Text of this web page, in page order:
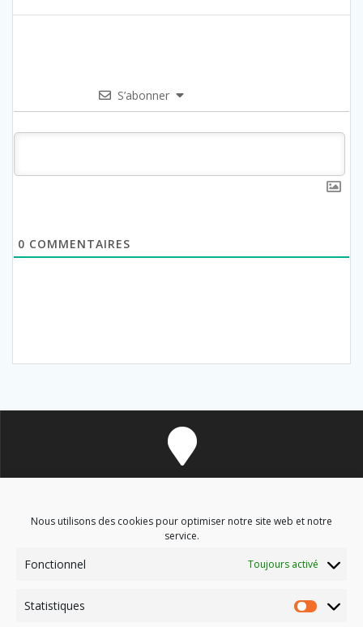
Nous utilisons des cookies pour optimiser notre site web et notre
service.
Fonctionnel Toujours activé
Statistiques
S’abonner
0 COMMENTAIRES